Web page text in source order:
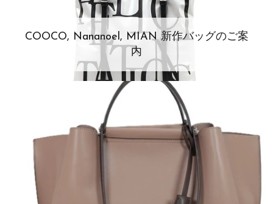
COOCO, Nananoel, MIAN 新作バッグのご案
内